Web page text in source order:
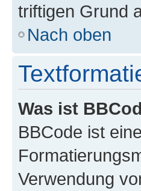
triftigen Grund
Nach oben
Was ist
BBCode ist
Verwendung